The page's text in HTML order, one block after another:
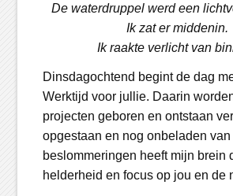
De waterdruppel werd een
Ik zat er middenin.
Ik raakte verlicht van
Dinsdagochtend begint de dag
Werktijd voor jullie. Daarin
projecten geboren en ontstaan
opgestaan en nog onbeladen
beslommeringen heeft mijn brein
helderheid en focus op jou en de